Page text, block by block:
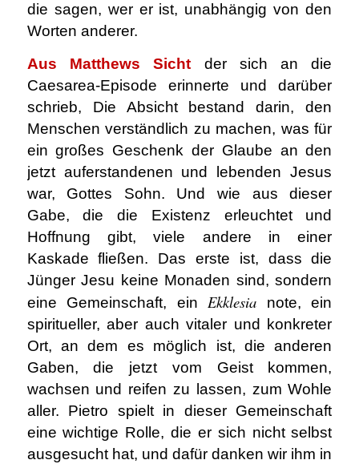
die sagen, wer er ist, unabhängig von den
Worten anderer.
Aus Matthews Sicht der sich an die
Caesarea-Episode erinnerte und darüber
schrieb, Die Absicht bestand darin, den
Menschen verständlich zu machen, was für
ein großes Geschenk der Glaube an den
jetzt auferstandenen und lebenden Jesus
war, Gottes Sohn. Und wie aus dieser
Gabe, die die Existenz erleuchtet und
Hoffnung gibt, viele andere in einer
Kaskade fließen. Das erste ist, dass die
Jünger Jesu keine Monaden sind, sondern
eine Gemeinschaft, ein Ekklesia
note, ein
spiritueller, aber auch vitaler und konkreter
Ort, an dem es möglich ist, die anderen
Gaben, die jetzt vom Geist kommen,
wachsen und reifen zu lassen, zum Wohle
aller. Pietro spielt in dieser Gemeinschaft
eine wichtige Rolle, die er sich nicht selbst
ausgesucht hat, und dafür danken wir ihm in